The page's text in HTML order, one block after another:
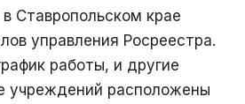
Ставропольском крае
управления Росреестра.
работы, и другие
учреждений расположены